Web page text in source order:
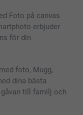
Foto på canvas
erbjuder
för din
foto, Mugg,
dina bästa
till familj och